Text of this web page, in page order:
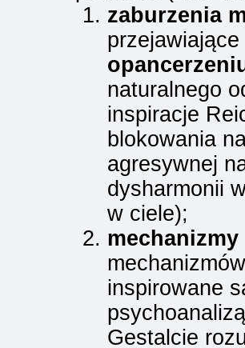
zaburzenia
naturalnego
inspiracje
blokowania
agresywnej
dysharmonii
w ciele);
inspirowane
Gestalcie